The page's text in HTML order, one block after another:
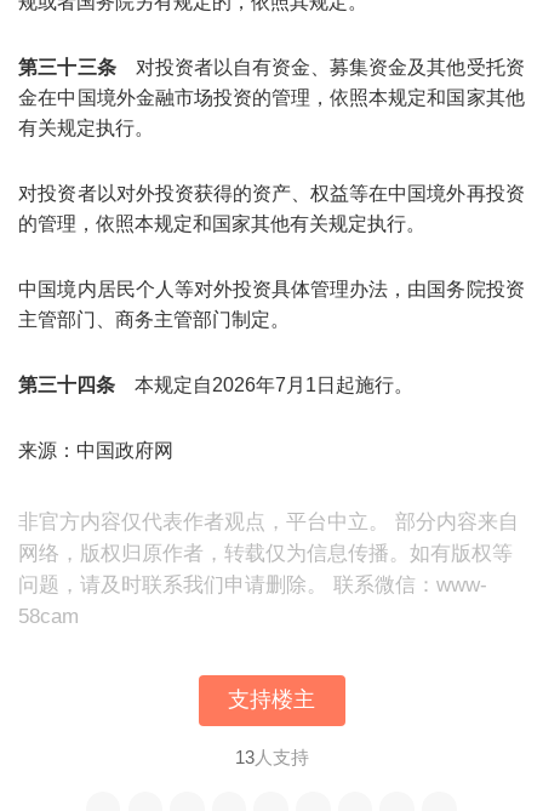
第三十三条对投资者以自有资金、募集资金及其他受托资
金在中国境外金融市场投资的管理，依照本规定和国家其他
有关规定执行。
对投资者以对外投资获得的资产、权益等在中国境外再投资
的管理，依照本规定和国家其他有关规定执行。
中国境内居民个人等对外投资具体管理办法，由国务院投资
主管部门、商务主管部门制定。
第三十四条 本规定自2026年7月1日起施行。
来源：中国政府网
非官方内容仅代表作者观点，平台中立。 部分内容来自
网络，版权归原作者，转载仅为信息传播。如有版权等
问题，请及时联系我们申请删除。 联系微信：www-
58cam
支持楼主
13人支持